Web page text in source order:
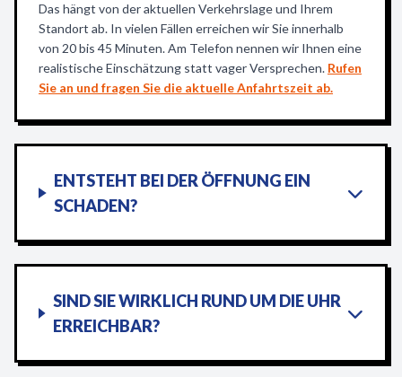
Das hängt von der aktuellen Verkehrslage und Ihrem
Standort ab. In vielen Fällen erreichen wir Sie innerhalb
von 20 bis 45 Minuten. Am Telefon nennen wir Ihnen eine
realistische Einschätzung statt vager Versprechen. Rufen
Sie an und fragen Sie die aktuelle Anfahrtszeit ab.
ENTSTEHT BEI DER ÖFFNUNG EIN
SCHADEN?
SIND SIE WIRKLICH RUND UM DIE UHR
ERREICHBAR?